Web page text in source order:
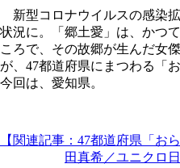
新型コロナウイルスの感染
状況に。「郷土愛」は、かつ
ころで、その故郷が生んだ女
が、47都道府県にまつわる「
今回は、愛知県。
【関連記事：47都道府県「お
田真希／ユニクロ